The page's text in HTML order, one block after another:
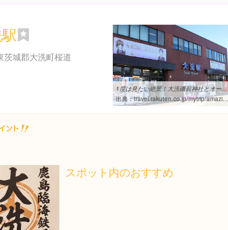
茨城郡大洗町桜道
1度は見たい絶景！大洗磯前神社とオーシャンビュー風呂から眺める ...
出典：travel.rakuten.co.jp/mytrip/amazing/isosakijinja-guide
スポット内のおすすめ